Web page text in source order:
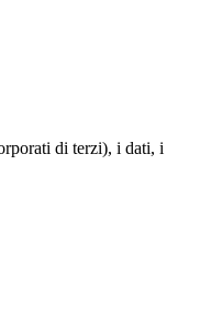
di terzi), i dati, i